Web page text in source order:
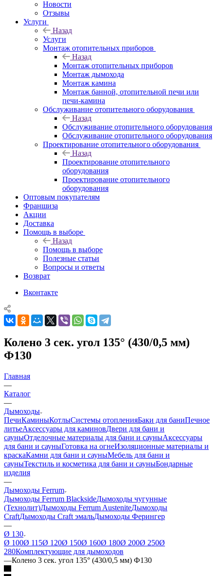
Новости
Отзывы
Услуги
Назад
Услуги
Монтаж отопительных приборов
Назад
Монтаж отопительных приборов
Монтаж дымохода
Монтаж камина
Монтаж банной, отопительной печи или
печи-камина
Обслуживание отопительного оборудования
Назад
Обслуживание отопительного оборудования
Обслуживание отопительного оборудования
Проектирование отопительного оборудования
Назад
Проектирование отопительного
оборудования
Проектирование отопительного
оборудования
Оптовым покупателям
Франшиза
Акции
Доставка
Помощь в выборе
Назад
Помощь в выборе
Полезные статьи
Вопросы и ответы
Возврат
Вконтакте
Колено 3 сек. угол 135° (430/0,5 мм)
Ф130
Главная
—
Каталог
—
Дымоходы
ПечиКаминыКотлыСистемы отопленияБаки для баниПечное
литьеАксессуары для каминовДвери для бани и
сауныОтделочные материалы для бани и сауныАксессуары
для бани и сауныГотовка на огнеИзоляционные материалы и
краскаКамни для бани и сауныМебель для бани и
сауныТекстиль и косметика для бани и сауныБондарные
изделия
—
Дымоходы Ferrum
Дымоходы Ferrum BlacksideДымоходы чугунные
(Технолит)Дымоходы Ferrum AusteniteДымоходы
CraftДымоходы Craft эмальДымоходы Ферингер
—
Ø 130
Ø 100Ø 115Ø 120Ø 150Ø 160Ø 180Ø 200Ø 250Ø
280Комплектующие для дымоходов
—Колено 3 сек. угол 135° (430/0,5 мм) Ф130